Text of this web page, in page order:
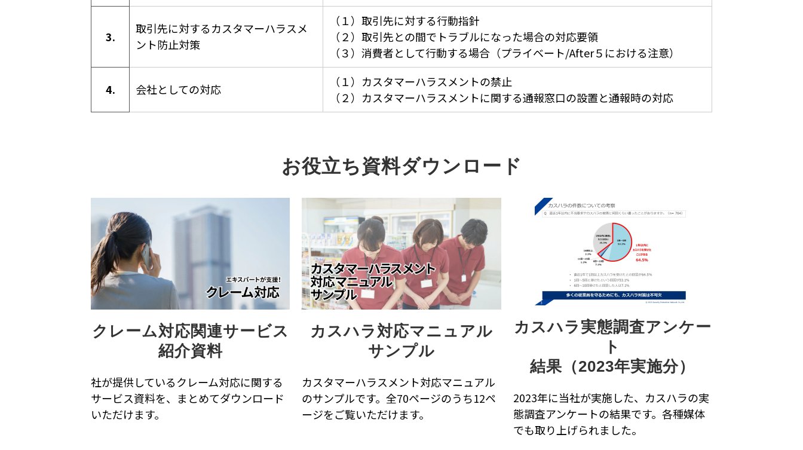
3.
取引先に対するカスタマーハラスメ
ント防止対策
（１）取引先に対する行動指針
（２）取引先との間でトラブルになった場合の対応要領
（３）消費者として行動する場合（プライベート/After５における注意）
4. 会社としての対応
（１）カスタマーハラスメントの禁止
（２）カスタマーハラスメントに関する通報窓口の設置と通報時の対応
お役立ち資料ダウンロード
クレーム対応関連サービス
紹介資料
社が提供しているクレーム対応に関する
サービス資料を、まとめてダウンロード
いただけます。
カスハラ対応マニュアル
サンプル
カスタマーハラスメント対応マニュアル
のサンプルです。全70ページのうち12ペ
ージをご覧いただけます。
カスハラ実態調査アンケー
ト
結果（2023年実施分）
2023年に当社が実施した、カスハラの実
態調査アンケートの結果です。各種媒体
でも取り上げられました。